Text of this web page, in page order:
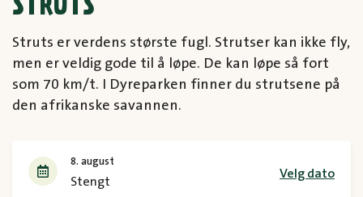
Struts er verdens største fugl. Strutser kan ikke fly,
men er veldig gode til å løpe. De kan løpe så fort
som 70 km/t. I Dyreparken finner du strutsene på
den afrikanske savannen.
8. august
Stengt
Velg dato